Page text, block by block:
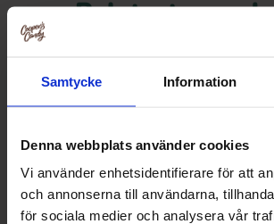
Samtycke Information
Denna webbplats använder cookies
Vi använder enhetsidentifierare för att
och annonserna till användarna,
för sociala medier och analysera vår
Relaterte